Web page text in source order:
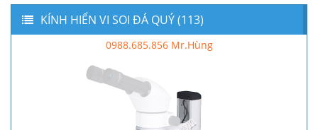
KÍNH HIỂN VI SOI ĐÁ QUÝ (113)
0988.685.856 Mr.Hùng